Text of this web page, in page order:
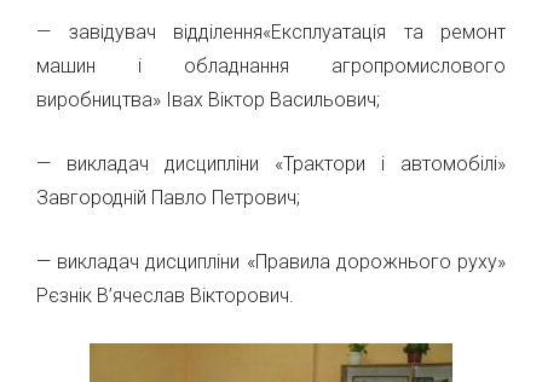
— завідувач відділення«Експлуатація та ремонт
машин і обладнання агропромислового
виробництва» Івах Віктор Васильович;
— викладач дисципліни «Трактори і автомобілі»
Завгородній Павло Петрович;
— викладач дисципліни «Правила дорожнього руху»
Рєзнік В’ячеслав Вікторович.